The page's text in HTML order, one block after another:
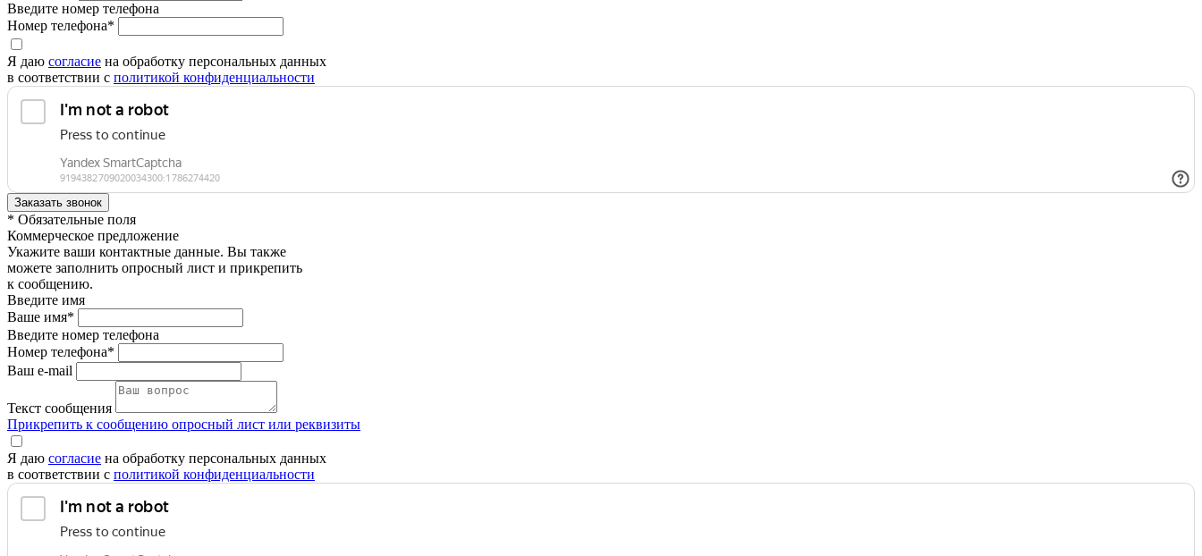
Введите номер телефона
Номер телефона*
Я даю согласие на обработку персональных данных
в соответствии с политикой конфиденциальности
* Обязательные поля
Коммерческое предложение
Укажите ваши контактные данные. Вы также
можете заполнить опросный лист и прикрепить
к сообщению.
Введите имя
Ваше имя*
Введите номер телефона
Номер телефона*
Ваш e-mail
Текст сообщения
Прикрепить к сообщению опросный лист или реквизиты
Я даю согласие на обработку персональных данных
в соответствии с политикой конфиденциальности